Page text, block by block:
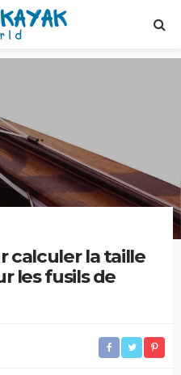
calculer la taille
les fusils de